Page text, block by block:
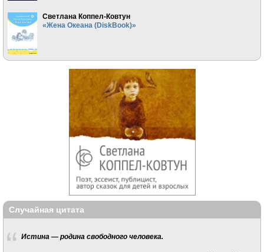
Светлана Коппел-Ковтун
«Жена Океана (DiskBook)»
Случайная цитата
Истина — родина свободного человека.